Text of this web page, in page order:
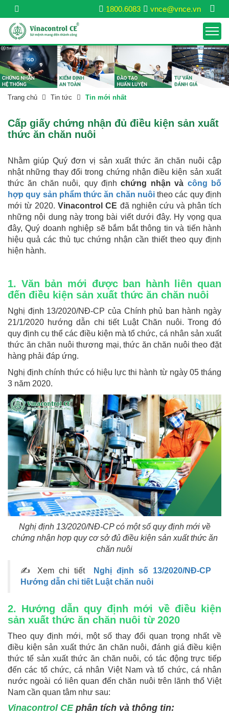
vnce@vnce.vn
1800.6083
Trang chủ Tin tức Tin mới nhất
Cấp giấy chứng nhận đủ điều kiện sản xuất
thức ăn chăn nuôi
Nhằm giúp Quý đơn vị sản xuất thức ăn chăn nuôi cập
nhật những thay đổi trong chứng nhận điều kiện sản xuất
thức ăn chăn nuôi, quy địnhchứng nhận và công bố
hợp quy sản phẩm thức ăn chăn nuôi theo các quy định
mới từ 2020.Vinacontrol CE đã nghiên cứu và phân tích
những nội dung này trong bài viết dưới đây. Hy vọng qua
đây, Quý doanh nghiệp sẽ bắm bắt thông tin và tiến hành
hiệu quả các thủ tục chứng nhận cần thiết theo quy định
hiện hành.
1. Văn bản mới được ban hành liên quan
đến điều kiện sản xuất thức ăn chăn nuôi
Nghị định 13/2020/NĐ-CP của Chính phủ ban hành ngày
21/1/2020 hướng dẫn chi tiết Luật Chăn nuôi. Trong đó
quy định cụ thể các điều kiện mà tổ chức, cá nhân sản xuất
thức ăn chăn nuôi thương mại, thức ăn chăn nuôi theo đặt
hàng phải đáp ứng.
Nghị định chính thức có hiệu lực thi hành từ ngày 05 tháng
3 năm 2020.
Nghị định 13/2020/NĐ-CP có một số quy định mới về
chứng nhận hợp quy cơ sở đủ điều kiện sản xuất thức ăn
chăn nuôi
✍ Xem chi tiết
Nghị định số 13/2020/NĐ-CP
Hướng dẫn chi tiết Luật chăn nuôi
2. Hướng dẫn quy định mới về điều kiện
sản xuất thức ăn chăn nuôi từ 2020
Theo quy định mới, một số thay đổi quan trọng nhất về
điều kiện sản xuất thức ăn chăn nuôi, đánh giá điều kiện
thức tế sản xuất thức ăn chăn nuôi, có tác động trực tiếp
đến các tổ chức, cá nhân Việt Nam và tổ chức, cá nhân
nước ngoài có liên quan đến chăn nuôi trên lãnh thổ Việt
Nam cần quan tâm như sau:
Vinacontrol CEphân tích và thông tin: